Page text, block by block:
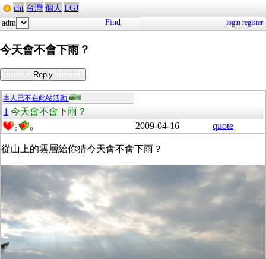
cht 台灣 個人 LGJ
adm
Find login register
今天會不會下雨？
----------- Reply -----------
本人已不在此站活動
1 今天會不會下雨？
0 0 2009-04-16 quote
從山上的雲層給你猜今天會不會下雨？